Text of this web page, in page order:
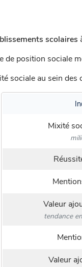
scolaires
de position sociale
sociale au sein des
Mixité
Valeur
tendance
Valeur